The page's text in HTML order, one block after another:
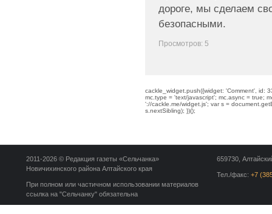
дороге, мы сделаем
безопасными.
Просмотров: 5
cackle_widget.push({widget: 'Comment', id:
mc.type = 'text/javascript'; mc.async = true;
'://cackle.me/widget.js'; var s =
s.nextSibling); })();
659730,
Тел./факс: +7
2011-2026 © Редакция газеты «Сельчанка»
Новичихинского района Алтайского края
При полном или частичном использовании материалов
ссылка на "Сельчанку" обязательна